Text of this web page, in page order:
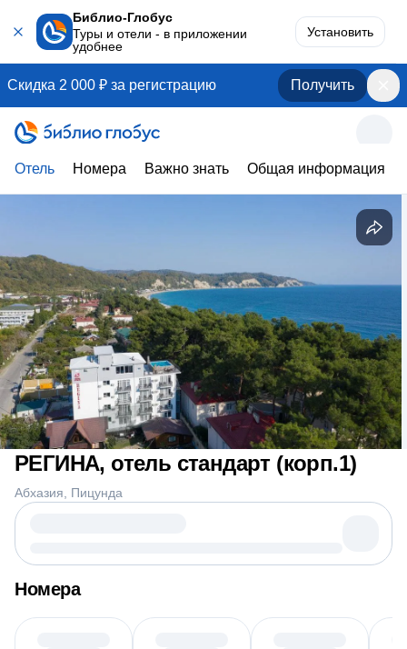
Библио-Глобус
Туры и отели - в приложении
удобнее
Установить
Скидка 2 000 ₽ за регистрацию Получить
Отель Номера Важно знать Общая информация
РЕГИНА, отель стандарт (корп.1)
Абхазия Пицунда
Номера